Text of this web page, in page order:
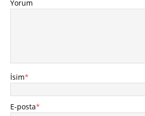
Yorum
İsim*
E-posta*